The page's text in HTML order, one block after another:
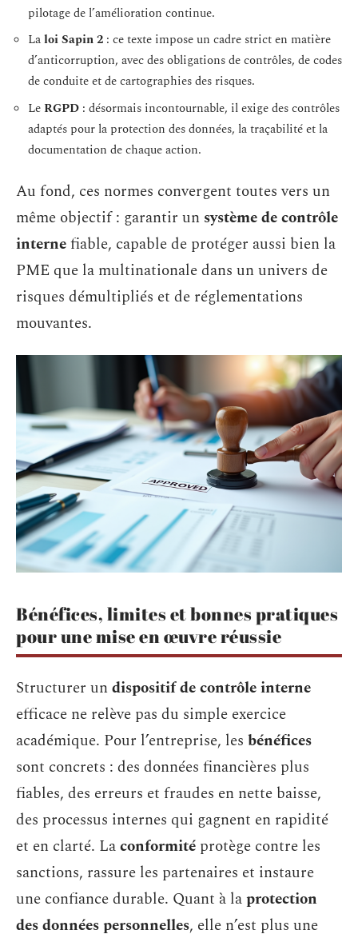
pilotage de l’amélioration continue.
Laloi Sapin 2 : ce texte impose un cadre strict en matière
d’anticorruption, avec des obligations de contrôles, de codes
de conduite et de cartographies des risques.
Le RGPD : désormais incontournable, il exige des contrôles
adaptés pour la protection des données, la traçabilité et la
documentation de chaque action.
Au fond, ces normes convergent toutes vers un
même objectif : garantir un système de contrôle
internefiable, capable de protéger aussi bien la
PME que la multinationale dans un univers de
risques démultipliés et de réglementations
mouvantes.
Bénéfices, limites et bonnes pratiques
pour une mise en œuvre réussie
Structurer undispositif de contrôle interne
efficace ne relève pas du simple exercice
académique. Pour l’entreprise, les bénéfices
sont concrets : des données financières plus
fiables, des erreurs et fraudes en nette baisse,
des processus internes qui gagnent en rapidité
et en clarté. Laconformité protège contre les
sanctions, rassure les partenaires et instaure
une confiance durable. Quant à laprotection
des données personnelles, elle n’est plus une